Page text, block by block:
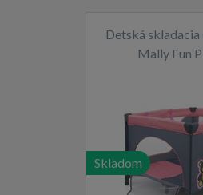
Detská
Mally Fun
Skladom